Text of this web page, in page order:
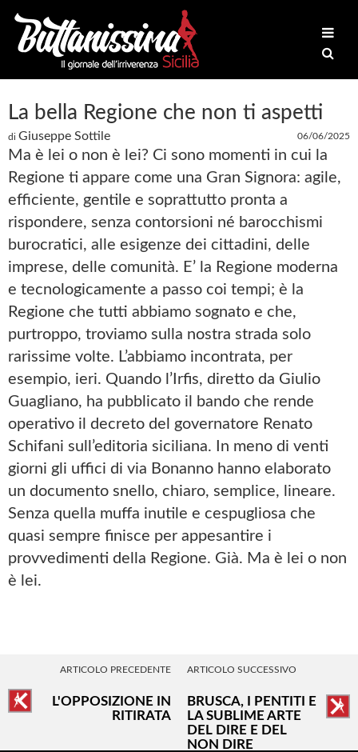
La bella Regione che non ti aspetti
di Giuseppe Sottile 06/06/2025
Ma è lei o non è lei? Ci sono momenti in cui la
Regione ti appare come una Gran Signora: agile,
efficiente, gentile e soprattutto pronta a
rispondere, senza contorsioni né barocchismi
burocratici, alle esigenze dei cittadini, delle
imprese, delle comunità. E’ la Regione moderna
e tecnologicamente a passo coi tempi; è la
Regione che tutti abbiamo sognato e che,
purtroppo, troviamo sulla nostra strada solo
rarissime volte. L’abbiamo incontrata, per
esempio, ieri. Quando l’Irfis, diretto da Giulio
Guagliano, ha pubblicato il bando che rende
operativo il decreto del governatore Renato
Schifani sull’editoria siciliana. In meno di venti
giorni gli uffici di via Bonanno hanno elaborato
un documento snello, chiaro, semplice, lineare.
Senza quella muffa inutile e cespugliosa che
quasi sempre finisce per appesantire i
provvedimenti della Regione. Già. Ma è lei o non
è lei.
ARTICOLO PRECEDENTE
L'OPPOSIZIONE IN
RITIRATA
ARTICOLO SUCCESSIVO
BRUSCA, I PENTITI E
LA SUBLIME ARTE
DEL DIRE E DEL
NON DIRE